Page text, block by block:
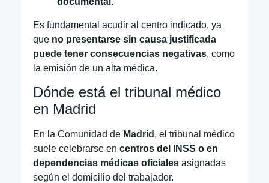
Es fundamental acudir al centro indicado, ya
que no presentarse sin causa justificada
puede tener consecuencias negativas, como
la emisión de un alta médica.
Dónde está el tribunal médico
en Madrid
En la Comunidad de Madrid , el tribunal médico
suele celebrarse en centros del INSS o en
dependencias médicas oficiales asignadas
según el domicilio del trabajador.